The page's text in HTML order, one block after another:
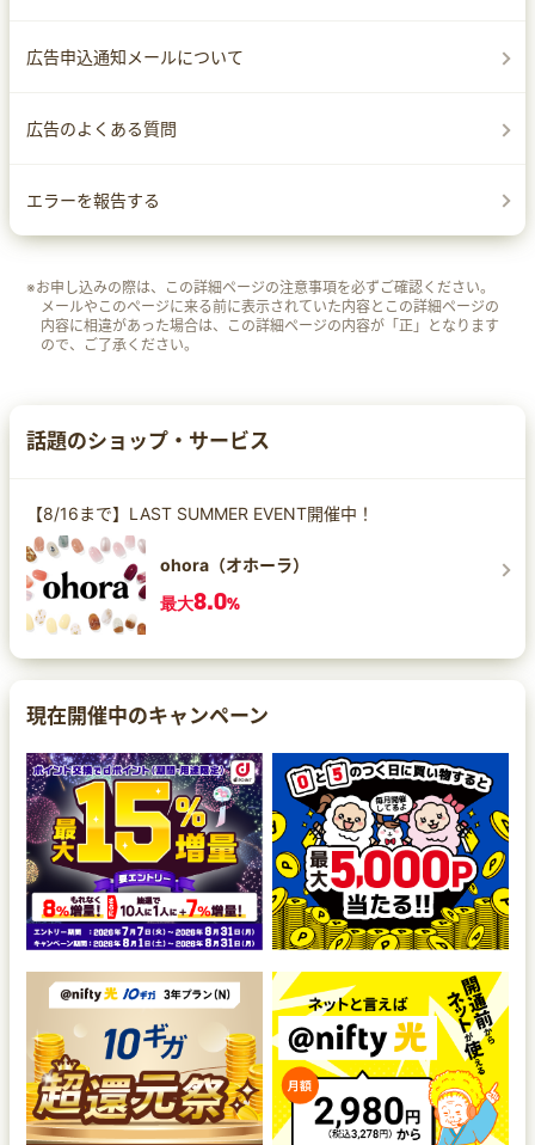
広告申込通知メールについて
広告のよくある質問
エラーを報告する
※お申し込みの際は、この詳細ページの注意事項を必ずご確認ください。
メールやこのページに来る前に表示されていた内容とこの詳細ページの
内容に相違があった場合は、この詳細ページの内容が「正」となります
ので、ご了承ください。
話題のショップ・サービス
【8/16まで】LAST SUMMER EVENT開催中！
ohora（オホーラ）
最大8.0%
現在開催中のキャンペーン